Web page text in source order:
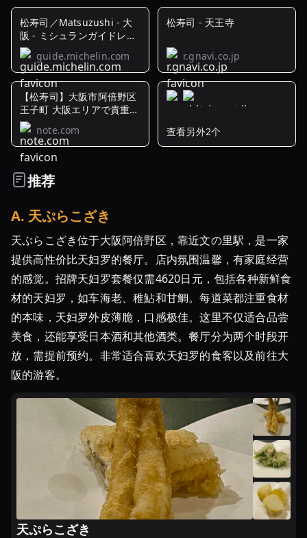
松寿司／Matsuzushi - 大
阪 - ミシュランガイドレス
トラン
guide.michelin.com
松寿司 - 天王寺
r.gnavi.co.jp
【松寿司】大阪市阿倍野区
王子町 大阪エリアで貴重
な"粋の ...
note.com
松
畠）
〜
阿
倍
野
の
人
気
お
司！
味
し
く
っ
て
感
查看另外2个
推荐
A. 天ぷらこざき
天ぷらこざき位于大阪阿倍野区，靠近文の里駅，是一家
提供高性价比天妇罗的餐厅。店内氛围温馨，有家庭经营
的感觉。招牌天妇罗套餐仅需4620日元，包括各种新鲜食
材的天妇罗，如车海老、稚鮎和甘鯛。每道菜都注重食材
的本味，天妇罗外皮薄脆，口感极佳。这里不仅适合品尝
美食，还能享受日本酒和其他酒类。餐厅分为两个时段开
放，需提前预约。非常适合喜欢天妇罗的食客以及前往大
阪的游客。
天ぷらこざき